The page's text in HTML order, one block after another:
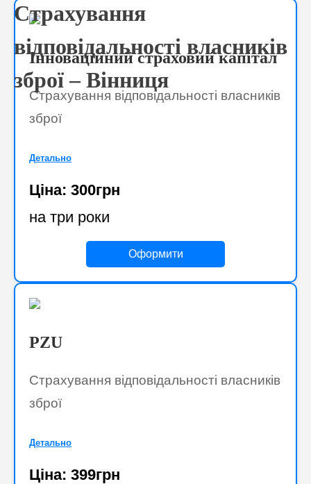
Страхування
відповідальності власників
зброї – Вінниця
Інноваційний страховий капітал
Страхування відповідальності власників
зброї
Детально
Ціна: 300грн
на три роки
Оформити
PZU
Страхування відповідальності власників
зброї
Детально
Ціна: 399грн